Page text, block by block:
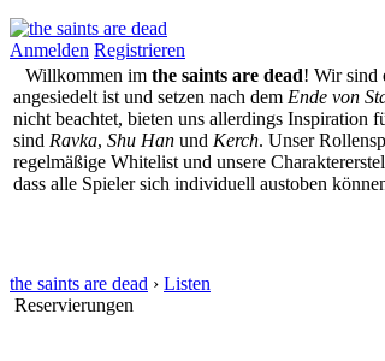
Anmelden Registrieren
Willkommen im the saints are dead! Wir sind
angesiedelt ist und setzen nach dem Ende von
nicht beachtet, bieten uns allerdings Inspiration
sind Ravka, Shu Han und Kerch. Unser
regelmäßige Whitelist und unsere
dass alle Spieler sich individuell austoben
the saints are dead › Listen
Reservierungen